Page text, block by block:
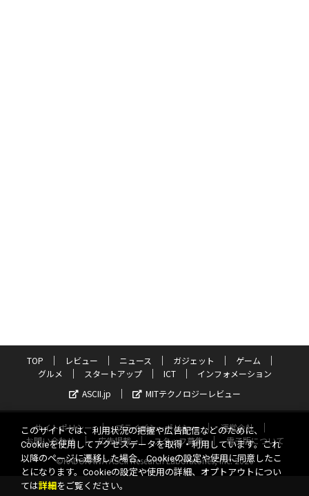
TOP レビュー ニュース ガジェット
ゲーム
グルメ
スタートアップ ICT
インフォメーション
ASCII.jp
MITテクノロジーレビュー
サイトポリシー プライバシーポリシー
運営会社
お問い合わせ
広告掲載 スタッフ募集
電子版について
©KADOKAWA ASCII Research Laboratories, Inc. 2026
このサイトでは、利用状況の把握や広告配信などのために、
Cookieを使用してアクセスデータを取得・利用しています。これ
以降のページに遷移した場合、Cookieの設定や使用に同意したこ
とになります。Cookieの設定や使用の詳細、オプトアウトについ
ては詳細 をご覧ください。